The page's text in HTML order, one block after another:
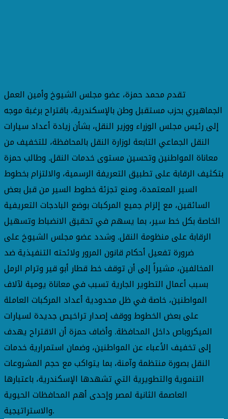
تقدم محمد حمزة، عضو مجلس الشيوخ وأمين العمل
الجماهيري بحزب مستقبل وطن بالإسكندرية، باقتراح برغبة موجه
إلى رئيس مجلس الوزراء ووزير النقل، بشأن زيادة أعداد سيارات
النقل الجماعي التابعة لوزارة النقل بالمحافظة، للتخفيف من
معاناة المواطنين وتحسين مستوى خدمات النقل. وطالب حمزة
بتكثيف الرقابة على تطبيق التعريفة الرسمية، والالتزام بخطوط
السير المعتمدة، ومنع تجزئة خطوط السير من قبل بعض
السائقين، مع إلزام جميع المركبات بوضع البادجات التعريفية
الخاصة بكل خط سير، بما يسهم في تحقيق الانضباط وتسهيل
الرقابة على منظومة النقل. وشدد عضو مجلس الشيوخ على
ضرورة تفعيل أحكام قانون المرور ولائحته التنفيذية ضد
المخالفين، مشيراً إلى أن توقف خط قطار أبو قير وترام الرمل
بسبب أعمال التطوير الجارية تسبب في معاناة يومية لآلاف
المواطنين، خاصة في ظل محدودية أعداد المركبات العاملة
على بعض الخطوط ووقف إصدار تراخيص جديدة لسيارات
الميكروباص داخل المحافظة. وأضاف حمزة أن الاقتراح يهدف
إلى تخفيف الأعباء عن المواطنين، وضمان استمرارية خدمات
النقل بصورة منتظمة وآمنة، بما يتواكب مع حجم المشروعات
التنموية والتطويرية التي تشهدها الإسكندرية، باعتبارها
العاصمة الثانية لمصر وإحدى أهم المحافظات الحيوية
والاستراتيجية.